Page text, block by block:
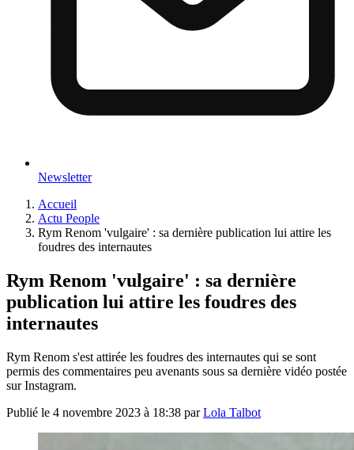
Newsletter
Accueil
Actu People
Rym Renom 'vulgaire' : sa dernière publication lui attire les
foudres des internautes
Rym Renom 'vulgaire' : sa dernière
publication lui attire les foudres des
internautes
Rym Renom s'est attirée les foudres des internautes qui se sont
permis des commentaires peu avenants sous sa dernière vidéo postée
sur Instagram.
Publié le 4 novembre 2023 à 18:38 parLola Talbot